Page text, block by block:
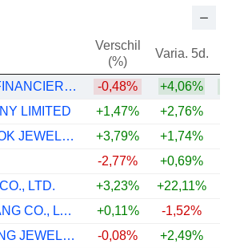
Verschil
(%)
Varia. 5d.
COMPAGNIE FINANCIERE RICHEMONT -0,48% +4,06%
LIMITED
+1,47% +2,76%
CHOW TAI FOOK JEWELLERY GROUP LIMITED
+3,79% +1,74%
-2,77% +0,69%
LTD.
+3,23% +22,11%
LAO FENG XIANG CO., LTD.
+0,11% -1,52%
CHOW TAI SENG JEWELLERY CO., LTD.
-0,08% +2,49%